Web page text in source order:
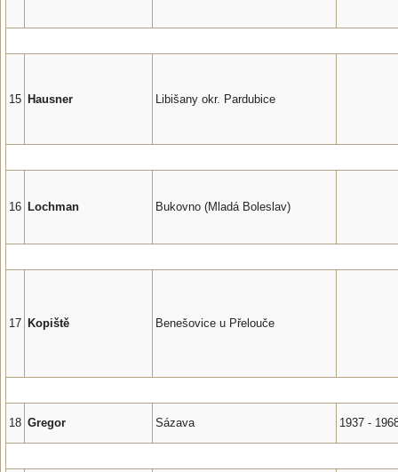
15 Hausner Libišany okr. Pardubice
16 Lochman Bukovno (Mladá Boleslav)
17 Kopiště Benešovice u Přelouče
18 Gregor Sázava 1937 -